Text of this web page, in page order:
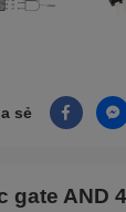
sẻ
gate AND